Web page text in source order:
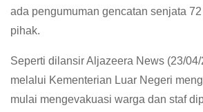
ada pengumuman gencatan senjata
pihak.
Seperti dilansir Aljazeera News (23/
melalui Kementerian Luar Negeri
mulai mengevakuasi warga dan staf